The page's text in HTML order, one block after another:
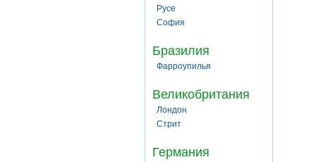
Русе
София
Бразилия
Фарроупилья
Великобритания
Лондон
Стрит
Германия